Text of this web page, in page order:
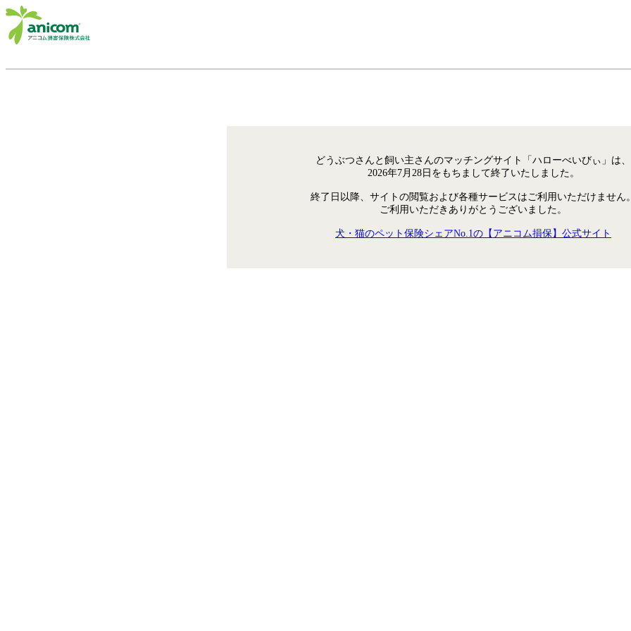
どうぶつさんと飼い主さんのマッチングサイト「ハローべいびぃ」は、
2026年7月28日をもちまして終了いたしました。
終了日以降、サイトの閲覧および各種サービスはご利用いただけません
ご利用いただきありがとうございました。
犬・猫のペット保険シェアNo.1の【アニコム損保】公式サイト